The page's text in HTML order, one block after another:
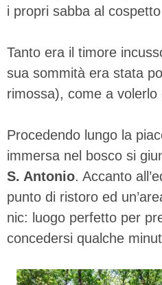
i propri sabba al
Tanto era il timore
sua sommità era stata
rimossa), come a volerlo
Procedendo lungo la
immersa nel bosco si
S. Antonio. Accanto
punto di ristoro ed
nic: luogo perfetto per
concedersi qualche